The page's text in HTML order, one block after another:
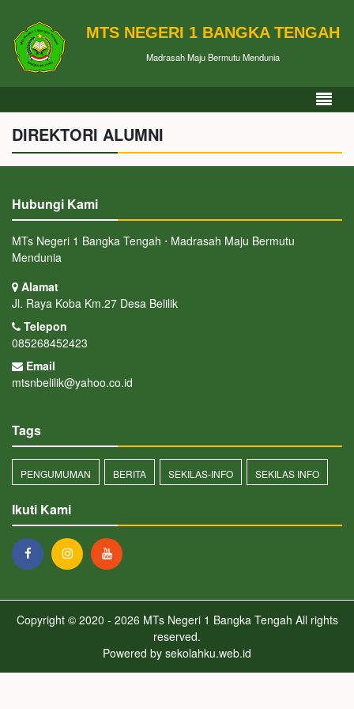
MTS NEGERI 1 BANGKA TENGAH
Madrasah Maju Bermutu Mendunia
DIREKTORI ALUMNI
Hubungi Kami
MTs Negeri 1 Bangka Tengah ⋅ Madrasah Maju Bermutu
Mendunia
Alamat
Jl. Raya Koba Km.27 Desa Belilik
Telepon
085268452423
Email
mtsnbelilik@yahoo.co.id
Tags
PENGUMUMAN BERITA SEKILAS-INFO SEKILAS INFO
Ikuti Kami
Copyright © 2020 - 2026 MTs Negeri 1 Bangka Tengah All rights
reserved.
Powered by sekolahku.web.id